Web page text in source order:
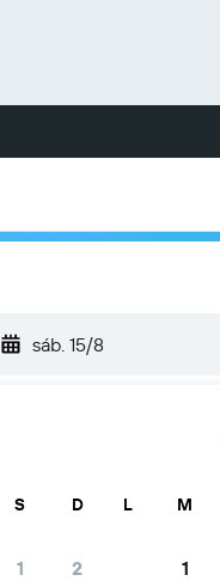
sáb. 15/8
S D
1 2
L M
1